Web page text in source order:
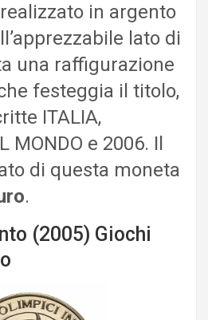
in argento
lato di
una raffigurazione
festeggia il titolo,
ITALIA,
MONDO e 2006. Il
di questa moneta
.
(2005) Giochi